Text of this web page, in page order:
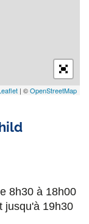
| ©OpenStreetMap
8h30 à 18h00
jusqu'à 19h30